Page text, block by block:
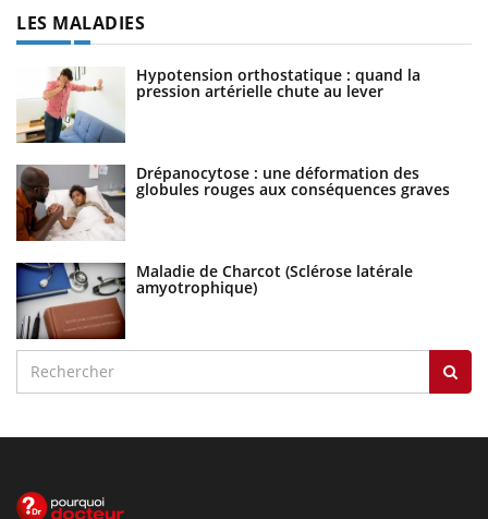
LES MALADIES
Hypotension orthostatique : quand la
pression artérielle chute au lever
Drépanocytose : une déformation des
globules rouges aux conséquences graves
Maladie de Charcot (Sclérose latérale
amyotrophique)